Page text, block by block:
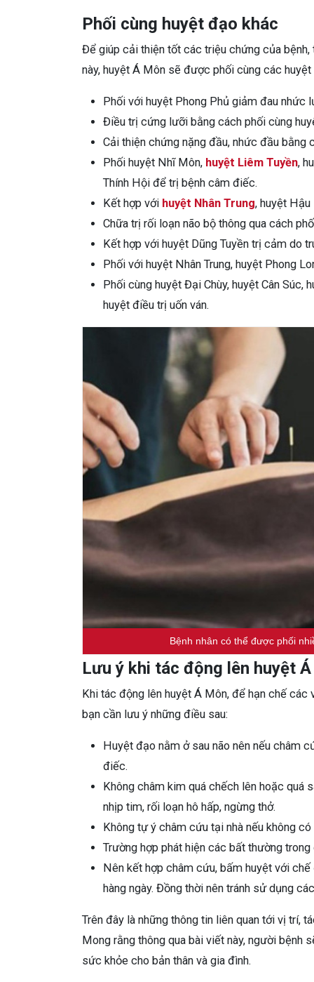
Phối cùng huyệt đạo khác
Để giúp cải thiện tốt các triệu chứng của
này, huyệt Á Môn sẽ được phối cùng các huyệt
Phối với huyệt Phong Phủ giảm đau nhức
Điều trị cứng lưỡi bằng cách phối cùng
Cải thiện chứng nặng đầu, nhức đầu bằng
Phối huyệt Nhĩ Môn, huyệt Liêm Tuyền,
Thính Hội để trị bệnh câm điếc.
Kết hợp với huyệt Nhân Trung, huyệt
Chữa trị rối loạn não bộ thông qua cách
Kết hợp với huyệt Dũng Tuyền trị cảm do
Phối với huyệt Nhân Trung, huyệt Phong
Phối cùng huyệt Đại Chùy, huyệt Cân Súc,
huyệt điều trị uốn ván.
Bệnh nhân có thể được phối
Lưu ý khi tác động lên huyệt
Khi tác động lên huyệt Á Môn, để hạn chế
bạn cần lưu ý những điều sau:
Huyệt đạo nằm ở sau não nên nếu châm
điếc.
Không châm kim quá chếch lên hoặc quá
nhịp tim, rối loạn hô hấp, ngừng thở.
Không tự ý châm cứu tại nhà nếu không
Trường hợp phát hiện các bất thường
Nên kết hợp châm cứu, bấm huyệt với
hàng ngày. Đồng thời nên tránh sử dụng
Trên đây là những thông tin liên quan tới vị trí,
Mong rằng thông qua bài viết này, người
sức khỏe cho bản thân và gia đình.